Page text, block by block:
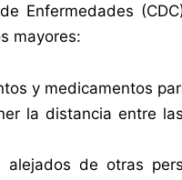
Enfermedades
mayores:
y medicamentos
la distancia entre
de otras